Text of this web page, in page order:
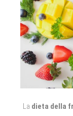
La dieta della